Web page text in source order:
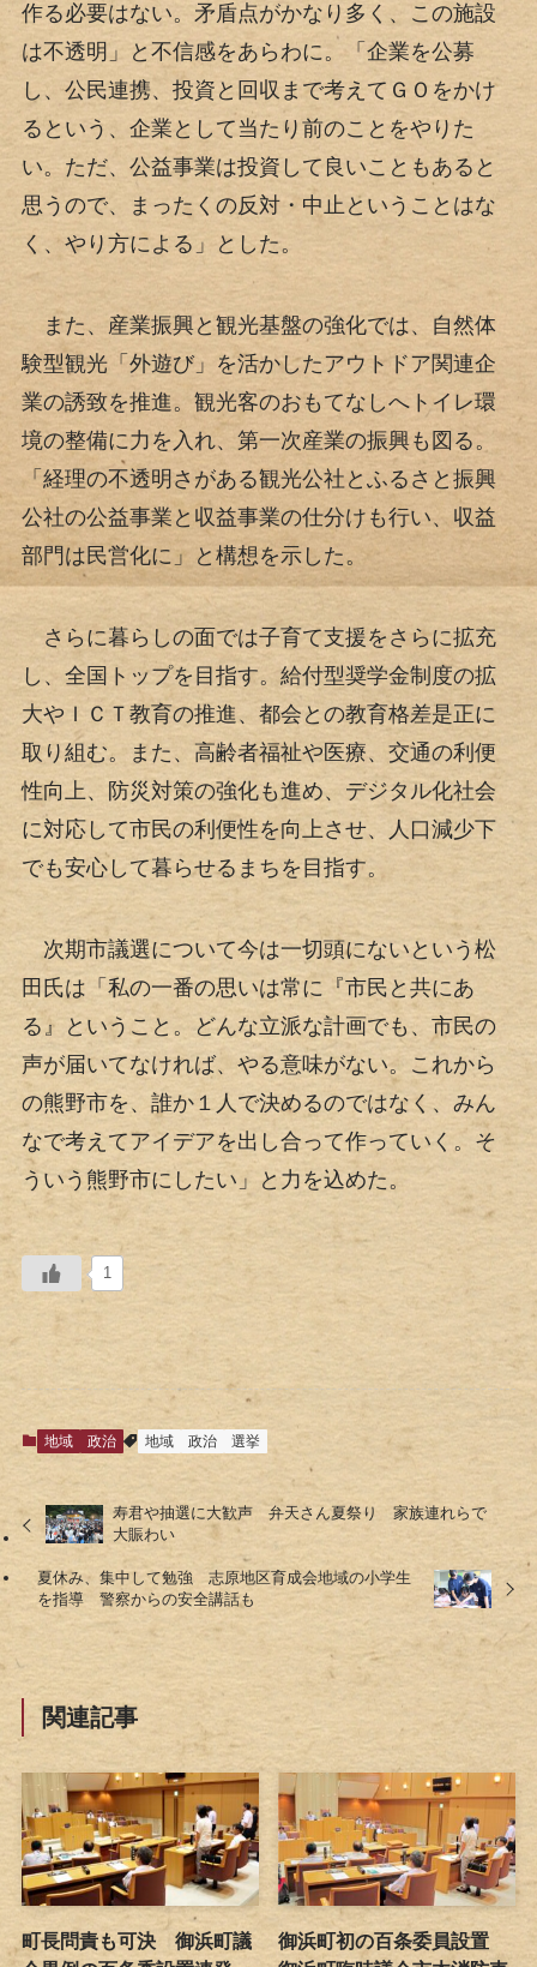
作る必要はない。矛盾点がかなり多く、この施設
は不透明」と不信感をあらわに。「企業を公募
し、公民連携、投資と回収まで考えてＧＯをかけ
るという、企業として当たり前のことをやりた
い。ただ、公益事業は投資して良いこともあると
思うので、まったくの反対・中止ということはな
く、やり方による」とした。
また、産業振興と観光基盤の強化では、自然体
験型観光「外遊び」を活かしたアウトドア関連企
業の誘致を推進。観光客のおもてなしへトイレ環
境の整備に力を入れ、第一次産業の振興も図る。
「経理の不透明さがある観光公社とふるさと振興
公社の公益事業と収益事業の仕分けも行い、収益
部門は民営化に」と構想を示した。
さらに暮らしの面では子育て支援をさらに拡充
し、全国トップを目指す。給付型奨学金制度の拡
大やＩＣＴ教育の推進、都会との教育格差是正に
取り組む。また、高齢者福祉や医療、交通の利便
性向上、防災対策の強化も進め、デジタル化社会
に対応して市民の利便性を向上させ、人口減少下
でも安心して暮らせるまちを目指す。
次期市議選について今は一切頭にないという松
田氏は「私の一番の思いは常に『市民と共にあ
る』ということ。どんな立派な計画でも、市民の
声が届いてなければ、やる意味がない。これから
の熊野市を、誰か１人で決めるのではなく、みん
なで考えてアイデアを出し合って作っていく。そ
ういう熊野市にしたい」と力を込めた。
1
地域 政治 地域 政治 選挙
寿君や抽選に大歓声 弁天さん夏祭り 家族連れらで
大賑わい
夏休み、集中して勉強 志原地区育成会地域の小学生
を指導 警察からの安全講話も
関連記事
町長問責も可決 御浜町議
御浜町初の百条委員設置